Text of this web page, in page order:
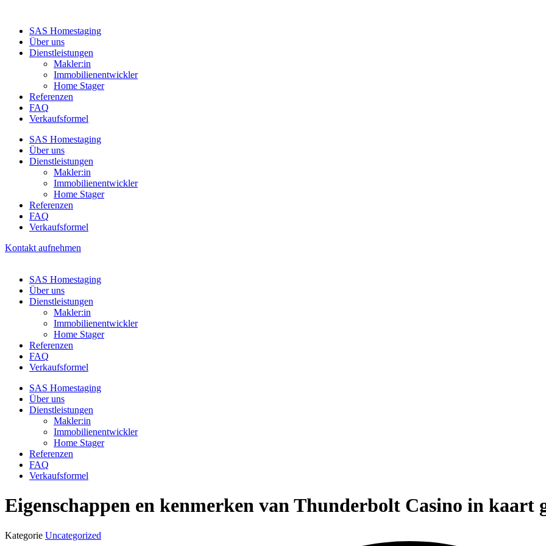
SAS Homestaging
Über uns
Dienstleistungen
Makler:in
Immobilienentwickler
Home Stager
Referenzen
FAQ
Verkaufsformel
SAS Homestaging
Über uns
Dienstleistungen
Makler:in
Immobilienentwickler
Home Stager
Referenzen
FAQ
Verkaufsformel
Kontakt aufnehmen
SAS Homestaging
Über uns
Dienstleistungen
Makler:in
Immobilienentwickler
Home Stager
Referenzen
FAQ
Verkaufsformel
SAS Homestaging
Über uns
Dienstleistungen
Makler:in
Immobilienentwickler
Home Stager
Referenzen
FAQ
Verkaufsformel
Eigenschappen en kenmerken van Thunderbolt Casino in kaart
Kategorie Uncategorized